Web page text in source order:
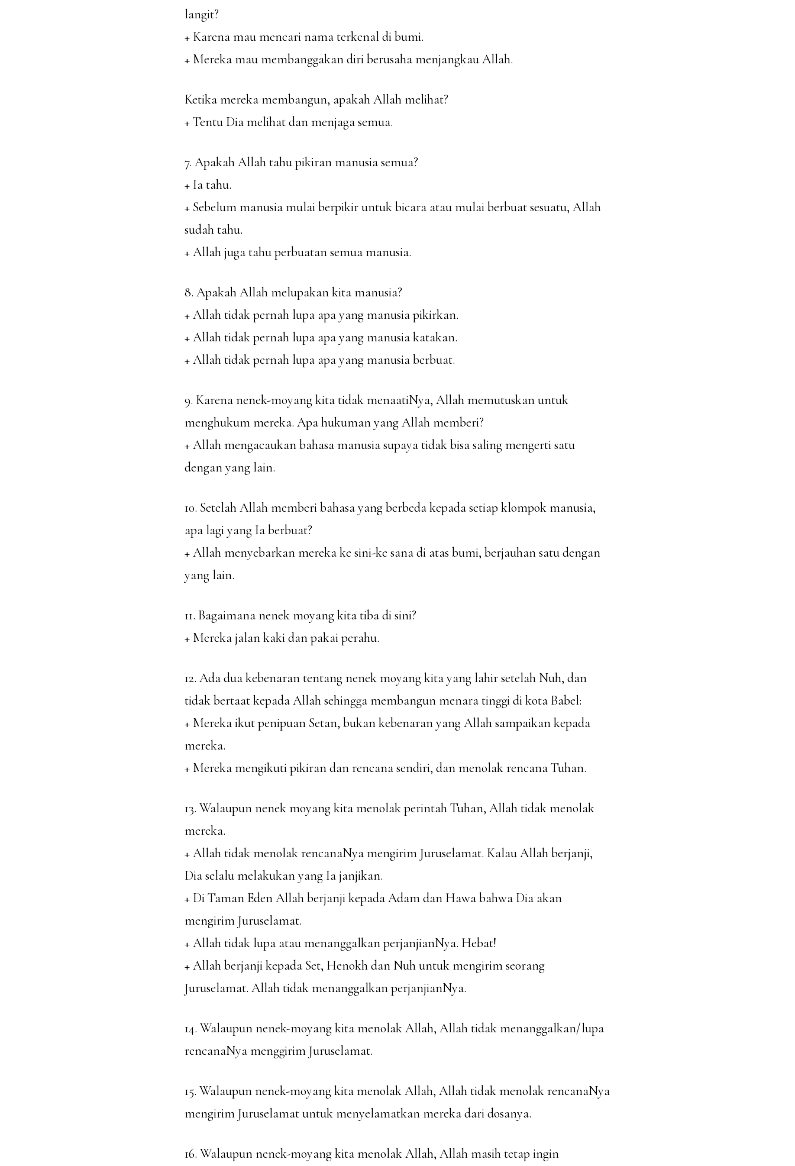
langit?
+ Karena mau mencari nama terkenal di bumi.
+ Mereka mau membanggakan diri berusaha menjangkau Allah.
Ketika mereka membangun, apakah Allah melihat?
+ Tentu Dia melihat dan menjaga semua.
7. Apakah Allah tahu pikiran manusia semua?
+ Ia tahu.
+ Sebelum manusia mulai berpikir untuk bicara atau mulai berbuat sesuatu, Allah
sudah tahu.
+ Allah juga tahu perbuatan semua manusia.
8. Apakah Allah melupakan kita manusia?
+ Allah tidak pernah lupa apa yang manusia pikirkan.
+ Allah tidak pernah lupa apa yang manusia katakan.
+ Allah tidak pernah lupa apa yang manusia berbuat.
9. Karena nenek-moyang kita tidak menaatiNya, Allah memutuskan untuk
menghukum mereka. Apa hukuman yang Allah memberi?
+ Allah mengacaukan bahasa manusia supaya tidak bisa saling mengerti satu
dengan yang lain.
10. Setelah Allah memberi bahasa yang berbeda kepada setiap klompok manusia,
apa lagi yang Ia berbuat?
+ Allah menyebarkan mereka ke sini-ke sana di atas bumi, berjauhan satu dengan
yang lain.
11. Bagaimana nenek moyang kita tiba di sini?
+ Mereka jalan kaki dan pakai perahu.
12. Ada dua kebenaran tentang nenek moyang kita yang lahir setelah Nuh, dan
tidak bertaat kepada Allah sehingga membangun menara tinggi di kota Babel:
+ Mereka ikut penipuan Setan, bukan kebenaran yang Allah sampaikan kepada
mereka.
+ Mereka mengikuti pikiran dan rencana sendiri, dan menolak rencana Tuhan.
13. Walaupun nenek moyang kita menolak perintah Tuhan, Allah tidak menolak
mereka.
+ Allah tidak menolak rencanaNya mengirim Juruselamat. Kalau Allah berjanji,
Dia selalu melakukan yang Ia janjikan.
+ Di Taman Eden Allah berjanji kepada Adam dan Hawa bahwa Dia akan
mengirim Juruselamat.
+ Allah tidak lupa atau menanggalkan perjanjianNya. Hebat!
+ Allah berjanji kepada Set, Henokh dan Nuh untuk mengirim seorang
Juruselamat. Allah tidak menanggalkan perjanjianNya.
14. Walaupun nenek-moyang kita menolak Allah, Allah tidak menanggalkan/lupa
rencanaNya menggirim Juruselamat.
15. Walaupun nenek-moyang kita menolak Allah, Allah tidak menolak rencanaNya
mengirim Juruselamat untuk menyelamatkan mereka dari dosanya.
16. Walaupun nenek-moyang kita menolak Allah, Allah masih tetap ingin